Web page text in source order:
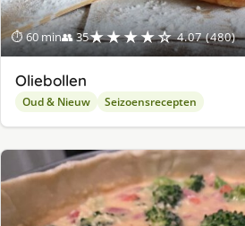
⏱ 60 min👥 35★★★★☆ 4.07 (480)
Oliebollen
Oud & Nieuw Seizoensrecepten